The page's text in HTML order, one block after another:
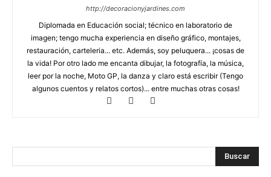
http://decoracionyjardines.com
Diplomada en Educación social; técnico en laboratorio de
imagen; tengo mucha experiencia en diseño gráfico, montajes,
restauración, carteleria... etc. Además, soy peluquera... ¡cosas de
la vida! Por otro lado me encanta dibujar, la fotografía, la música,
leer por la noche, Moto GP, la danza y claro está escribir (Tengo
algunos cuentos y relatos cortos)... entre muchas otras cosas!